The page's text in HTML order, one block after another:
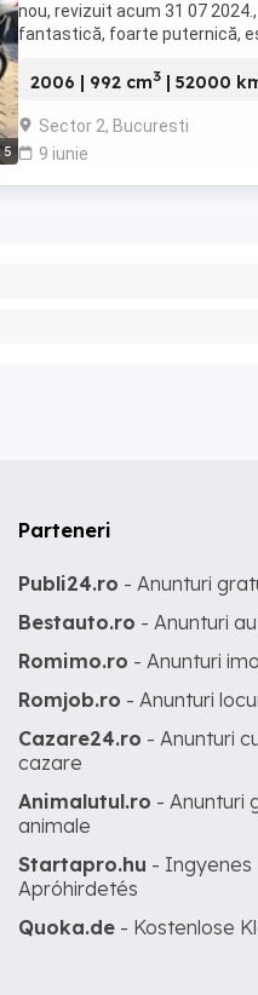
5
nou, revizuit acum 31 07
fantastică, foarte puternică,
2006 | 992 cm3 | 52000
Sector 2, Bucuresti
9 iunie
Parteneri
Publi24.ro - Anunturi
Bestauto.ro - Anunturi
Romimo.ro - Anunturi
Romjob.ro - Anunturi
Cazare24.ro - Anunturi
cazare
Animalutul.ro - Anunturi
animale
Startapro.hu - Ingyenes
Apróhirdetés
Quoka.de - Kostenlose